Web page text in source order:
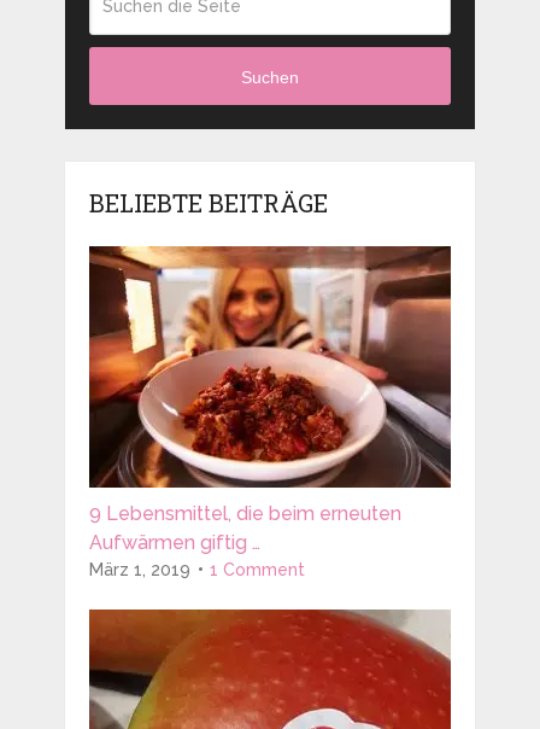
Suchen
BELIEBTE BEITRÄGE
9 Lebensmittel, die beim erneuten
Aufwärmen giftig …
März 1, 2019 1 Comment